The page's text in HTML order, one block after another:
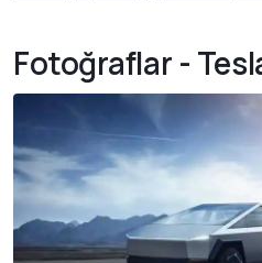
Fotoğraflar -